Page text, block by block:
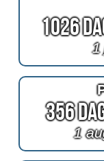
1026
1
356
1